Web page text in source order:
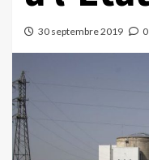
30 septembre 2019 0